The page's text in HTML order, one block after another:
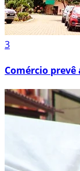
3
Comércio